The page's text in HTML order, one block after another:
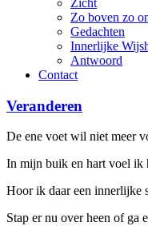
Zo boven zo
Gedachten
Innerlijke
Antwoord
Contact
Veranderen
De ene voet wil niet meer
In mijn buik en hart voel ik
Hoor ik daar een innerlijke
Stap er nu over heen of ga